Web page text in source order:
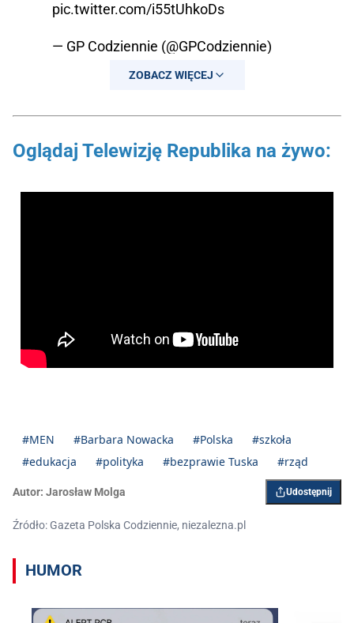
pic.twitter.com/i55tUhkoDs
— GP Codziennie (@GPCodziennie)
March 18, 2024ZOBACZ WIĘCEJ
Oglądaj Telewizję Republika na żywo:
#MEN #Barbara Nowacka #Polska
#szkoła
#edukacja
#polityka #bezprawie Tuska #rząd
Autor: Jarosław Molga Udostępnij
Źródło: Gazeta Polska Codziennie, niezalezna.pl
HUMOR